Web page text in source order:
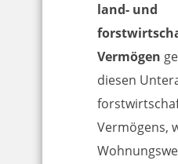
land- und
Vermögen
diesen
Vermögens,